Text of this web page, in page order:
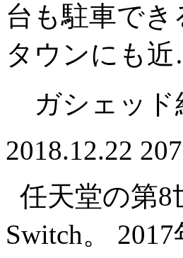
台も駐車で
タウンにも
ガシェッド
2018.12.22 207
任天堂の第8
Switch。